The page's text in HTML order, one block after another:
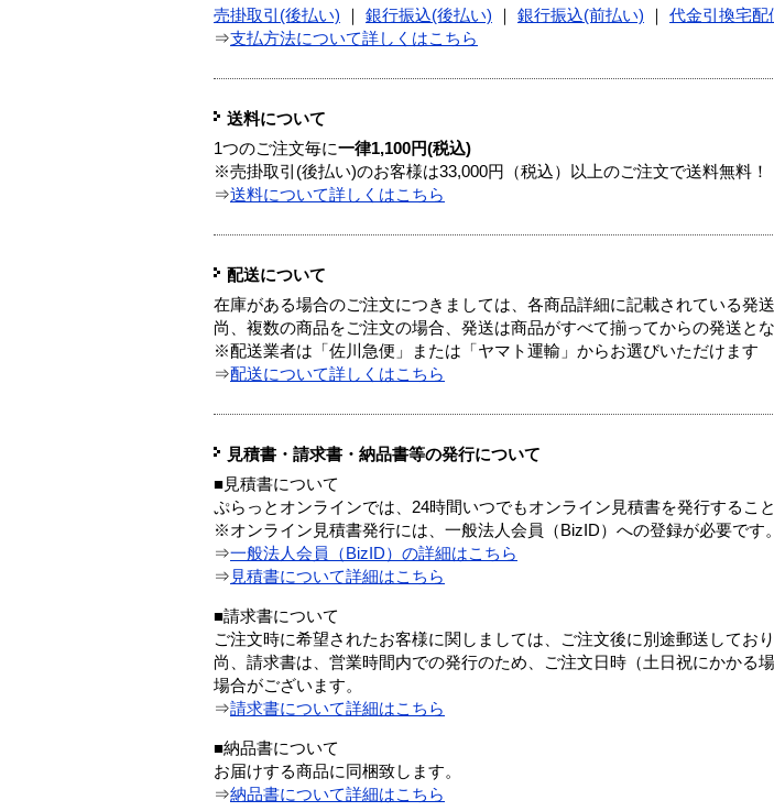
売掛取引(後払い) 銀行振込(後払い) 銀行振込(前払い) 代金引換宅配
⇒支払方法について詳しくはこちら
送料について
1つのご注文毎に一律1,100円(税込)
※売掛取引(後払い)のお客様は33,000円（税込）以上のご注文で送料無料！
⇒送料について詳しくはこちら
配送について
在庫がある場合のご注文につきましては、各商品詳細に記載されている発
尚、複数の商品をご注文の場合、発送は商品がすべて揃ってからの発送とな
※配送業者は「佐川急便」または「ヤマト運輸」からお選びいただけます
⇒配送について詳しくはこちら
見積書・請求書・納品書等の発行について
■見積書について
ぷらっとオンラインでは、24時間いつでもオンライン見積書を発行すること
※オンライン見積書発行には、一般法人会員（BizID）への登録が必要です。
⇒一般法人会員（BizID）の詳細はこちら
⇒ 見積書について詳細はこちら
■請求書について
ご注文時に希望されたお客様に関しましては、ご注文後に別途郵送しており
尚、請求書は、営業時間内での発行のため、ご注文日時（土日祝にかかる
場合がございます。
⇒請求書について詳細はこちら
■納品書について
お届けする商品に同梱致します。
⇒納品書について詳細はこちら